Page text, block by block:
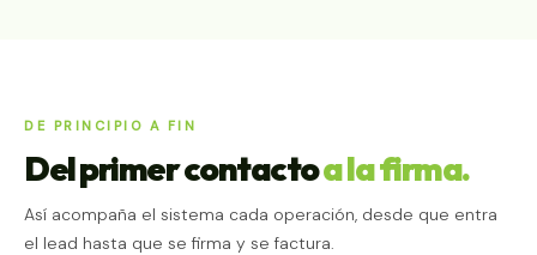
DE PRINCIPIO A FIN
Del primer contactoa la firma.
Así acompaña el sistema cada operación, desde que entra
el lead hasta que se firma y se factura.